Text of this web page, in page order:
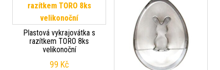
Plastová vykrajovátka s
razítkem TORO 8ks
velikonoční
99 Kč